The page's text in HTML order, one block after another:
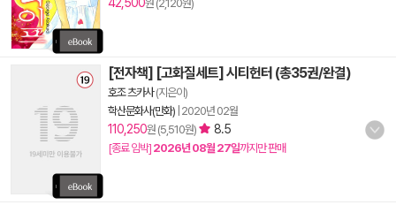
원 (2,120원)
[전자책] [고화질세트] 시티헌터 (총35권/완결)
호조 츠카사(지은이)
학산문화사(만화) 2020년 02월
110,250원 (5,510원) 8.5
[종료 임박] 2026년 08월 27일까지만 판매